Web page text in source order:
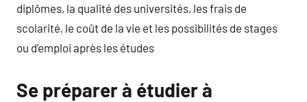
diplômes, la qualité des universités, les frais de
scolarité, le coût de la vie et les possibilités de stages
ou d’emploi après les études
Se préparer à étudier à